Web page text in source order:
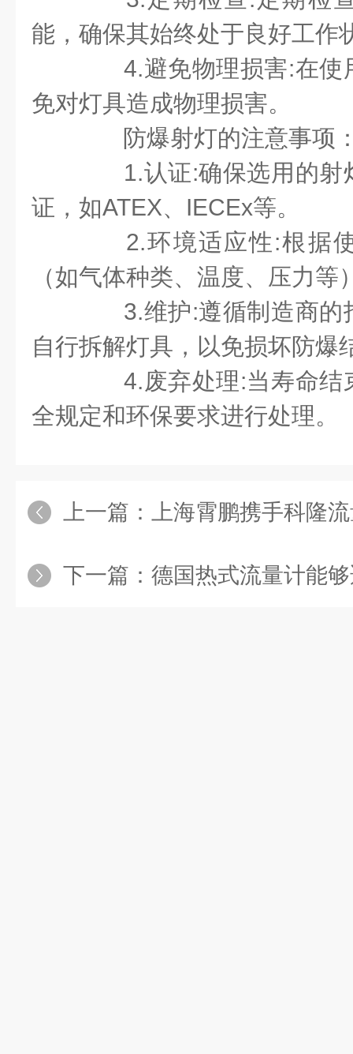
能，确保其始终处于良好工作
4.避免物理损害:在使
免对灯具造成物理损害。
防爆射灯的注意事项
1.认证:确保选用的射
证，如ATEX、IECEx等。
2.环境适应性:根据使
（如气体种类、温度、压力
3.维护:遵循制造商的
自行拆解灯具，以免损坏防爆
4.废弃处理:当寿命结
全规定和环保要求进行处理。
上一篇： 上海霄鹏携手科隆流量计：
下一篇： 德国热式流量计能够适应